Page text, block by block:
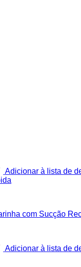
Adicionar à lista de
com Sucção
Adicionar à lista de